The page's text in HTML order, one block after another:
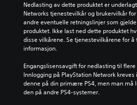
Nedlasting av dette produktet er
Networks tjenestevilkår og brukervilkår
andre eventuelle retningslinjer som
produktet. Ikke last ned dette produktet
disse vilkårene. Se tjenestevilkårene for å
informasjon.
Engangslisensavgift for nedlasting til flere
Innlogging på PlayStation Network kreves
denne på din primære PS4, men man må
den på andre PS4-systemer.